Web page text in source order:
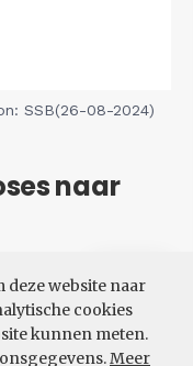
deze website naar
cookies
kunnen meten.
Meer
SSB(26-08-2024)
naar
Filters